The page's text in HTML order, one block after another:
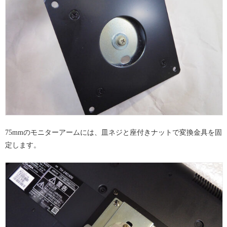
75mmのモニターアームには、皿ネジと座付きナットで変換金具を固
定します。